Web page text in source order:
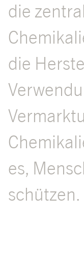
die
die
es,
schützen.